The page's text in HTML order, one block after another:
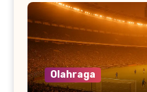
Olahraga